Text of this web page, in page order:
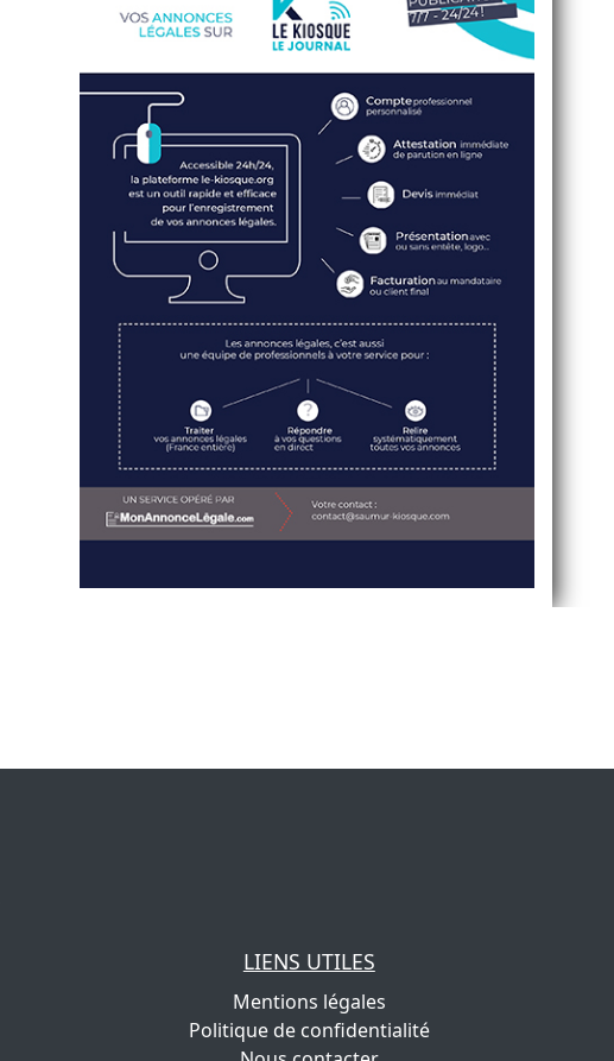
LIENS UTILES
Mentions légales
Politique de confidentialité